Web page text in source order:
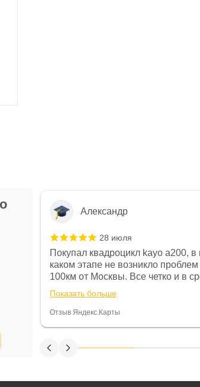
Александр
28 июля
Покупал квадроцикл kayo a200, в
каком этапе не возникло
100км от Москвы. Все четко и в
спидометре всегда был 0, при
постоянно были на связи и в
Считаю, что это говорит о
Показать больше
Отзыв Яндекс.Карты